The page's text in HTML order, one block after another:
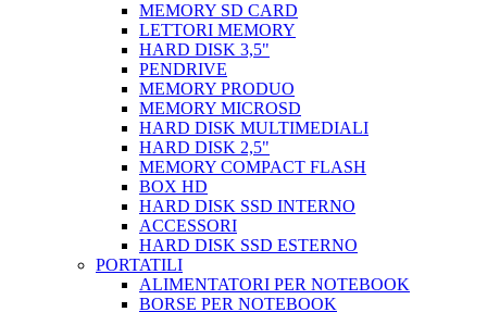
MEMORY SD CARD
LETTORI MEMORY
HARD DISK 3,5"
PENDRIVE
MEMORY PRODUO
MEMORY MICROSD
HARD DISK MULTIMEDIALI
HARD DISK 2,5"
MEMORY COMPACT FLASH
BOX HD
HARD DISK SSD INTERNO
ACCESSORI
HARD DISK SSD ESTERNO
PORTATILI
ALIMENTATORI PER NOTEBOOK
BORSE PER NOTEBOOK